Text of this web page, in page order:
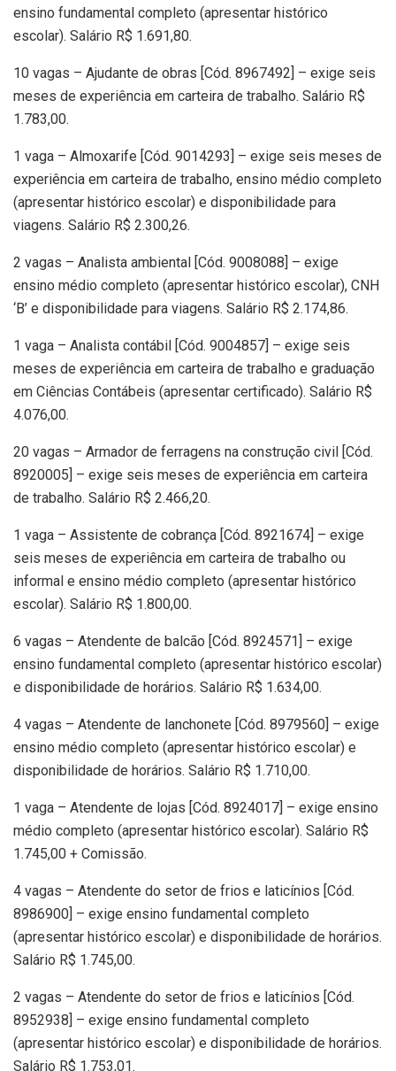
ensino fundamental completo (apresentar histórico
escolar). Salário R$ 1.691,80.
10 vagas – Ajudante de obras [Cód. 8967492] – exige seis
meses de experiência em carteira de trabalho. Salário R$
1.783,00.
1 vaga – Almoxarife [Cód. 9014293] – exige seis meses de
experiência em carteira de trabalho, ensino médio completo
(apresentar histórico escolar) e disponibilidade para
viagens. Salário R$ 2.300,26.
2 vagas – Analista ambiental [Cód. 9008088] – exige
ensino médio completo (apresentar histórico escolar), CNH
‘B’ e disponibilidade para viagens. Salário R$ 2.174,86.
1 vaga – Analista contábil [Cód. 9004857] – exige seis
meses de experiência em carteira de trabalho e graduação
em Ciências Contábeis (apresentar certificado). Salário R$
4.076,00.
20 vagas – Armador de ferragens na construção civil [Cód.
8920005] – exige seis meses de experiência em carteira
de trabalho. Salário R$ 2.466,20.
1 vaga – Assistente de cobrança [Cód. 8921674] – exige
seis meses de experiência em carteira de trabalho ou
informal e ensino médio completo (apresentar histórico
escolar). Salário R$ 1.800,00.
6 vagas – Atendente de balcão [Cód. 8924571] – exige
ensino fundamental completo (apresentar histórico escolar)
e disponibilidade de horários. Salário R$ 1.634,00.
4 vagas – Atendente de lanchonete [Cód. 8979560] – exige
ensino médio completo (apresentar histórico escolar) e
disponibilidade de horários. Salário R$ 1.710,00.
1 vaga – Atendente de lojas [Cód. 8924017] – exige ensino
médio completo (apresentar histórico escolar). Salário R$
1.745,00 + Comissão.
4 vagas – Atendente do setor de frios e laticínios [Cód.
8986900] – exige ensino fundamental completo
(apresentar histórico escolar) e disponibilidade de horários.
Salário R$ 1.745,00.
2 vagas – Atendente do setor de frios e laticínios [Cód.
8952938] – exige ensino fundamental completo
(apresentar histórico escolar) e disponibilidade de horários.
Salário R$ 1.753,01.